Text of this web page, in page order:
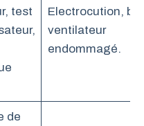
test
Electrocution,
ventilateur
endommagé.
de